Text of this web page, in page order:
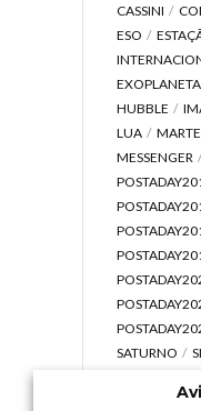
CASSINI
ESO
HUBBLE
LUA
MARTE
MESSENGER
SATURNO
UNIVERSO